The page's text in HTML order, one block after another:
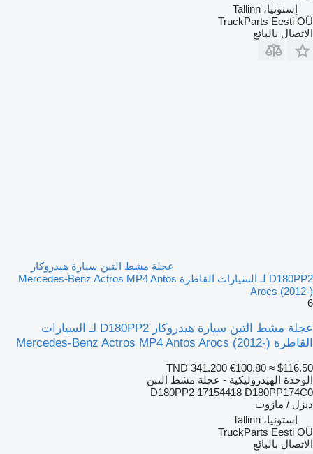
إستونيا، Tallinn
TruckParts Eesti OÜ
الاتصال بالبائع
عجلة مشط التبن سيارة هيدروكار
D180PP2 لـ السيارات القاطرة Mercedes-Benz Actros MP4 Antos
Arocs (2012-)
6
عجلة مشط التبن سيارة هيدروكار D180PP2 لـ السيارات
القاطرة Mercedes-Benz Actros MP4 Antos Arocs (2012-)
TND 341.200 €100.80 ≈ $116.50
الوحدة الهيدروليكية - عجلة مشط التبن
D180PP2 17154418 D180PP174C0
ديزل / مازوت
إستونيا، Tallinn
TruckParts Eesti OÜ
الاتصال بالبائع